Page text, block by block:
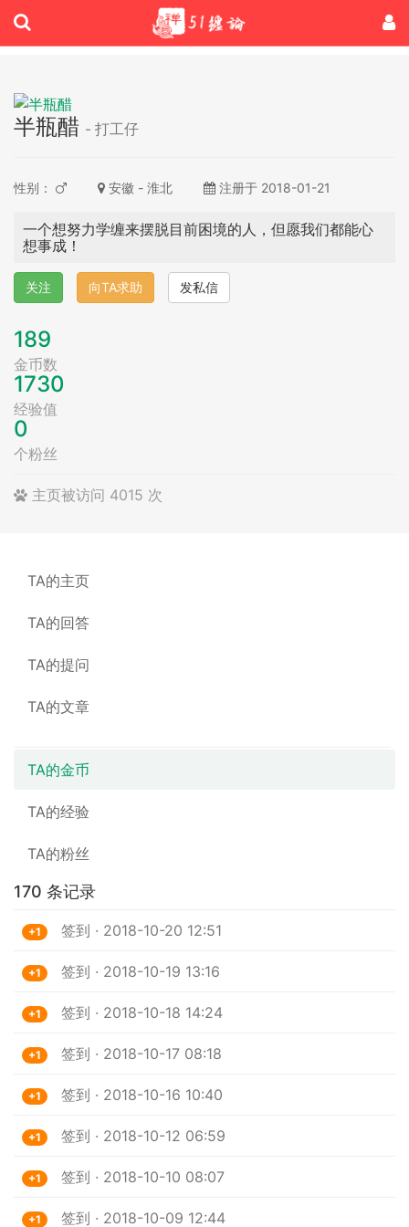
半瓶醋 - 打工仔
性别： 安徽 - 淮北 注册于 2018-01-21
一个想努力学缠来摆脱目前困境的人，但愿我们都能心
想事成！
关注 向TA求助 发私信
189
金币数
1730
经验值
0
个粉丝
主页被访问 4015 次
TA的主页
TA的回答
TA的提问
TA的文章
TA的金币
TA的经验
TA的粉丝
170 条记录
+1 签到 · 2018-10-20 12:51
+1 签到 · 2018-10-19 13:16
+1 签到 · 2018-10-18 14:24
+1 签到 · 2018-10-17 08:18
+1 签到 · 2018-10-16 10:40
+1 签到 · 2018-10-12 06:59
+1 签到 · 2018-10-10 08:07
+1 签到 · 2018-10-09 12:44